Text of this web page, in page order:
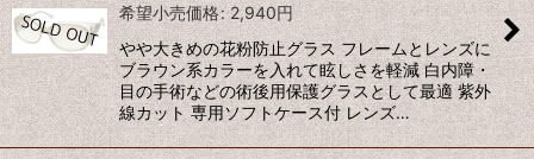
希望小売価格: 2,940円
やや大きめの花粉防止グラス フレームとレンズに
ブラウン系カラーを入れて眩しさを軽減 白内障・
目の手術などの術後用保護グラスとして最適 紫外
線カット 専用ソフトケース付 レンズ…